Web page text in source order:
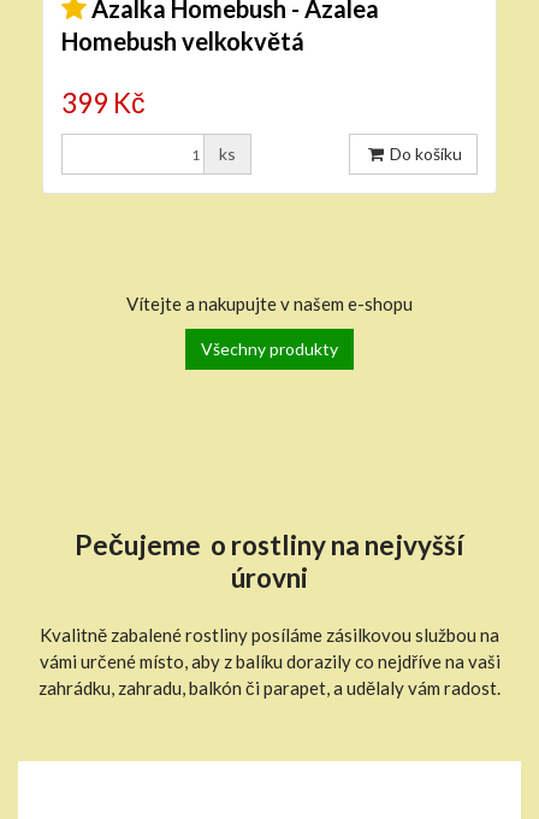
Azalka Homebush - Azalea
Homebush velkokvětá
399 Kč
ks Do košíku
Vítejte a nakupujte v našem e-shopu
Všechny produkty
Pečujeme o rostliny na nejvyšší
úrovni
Kvalitně zabalené rostliny posíláme zásilkovou službou na
vámi určené místo, aby z balíku dorazily co nejdříve na vaši
zahrádku, zahradu, balkón či parapet, a udělaly vám radost.